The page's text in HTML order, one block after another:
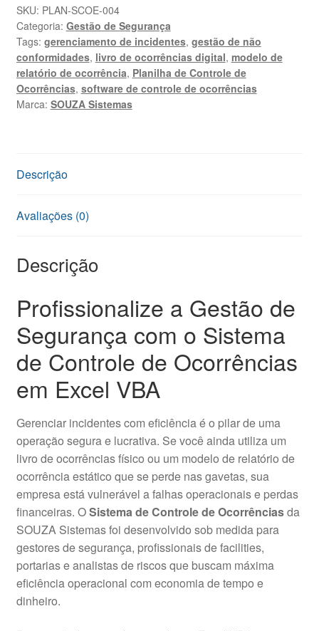
Ocorrências
em
Excel
VBA
quantidade
SKU: PLAN-SCOE-004
Categoria: Gestão de Segurança
Tags: gerenciamento de incidentes, gestão de não
conformidades, livro de ocorrências digital, modelo de
relatório de ocorrência, Planilha de Controle de
Ocorrências, software de controle de ocorrências
Marca: SOUZA Sistemas
Descrição
Avaliações (0)
Descrição
Profissionalize a Gestão de
Segurança com o Sistema
de Controle de Ocorrências
em Excel VBA
Gerenciar incidentes com eficiência é o pilar de uma
operação segura e lucrativa. Se você ainda utiliza um
livro de ocorrências físico ou um modelo de relatório de
ocorrência estático que se perde nas gavetas, sua
empresa está vulnerável a falhas operacionais e perdas
financeiras. OSistema de Controle de Ocorrênciasda
SOUZA Sistemas foi desenvolvido sob medida para
gestores de segurança, profissionais de facilities,
portarias e analistas de riscos que buscam máxima
eficiência operacional com economia de tempo e
dinheiro.